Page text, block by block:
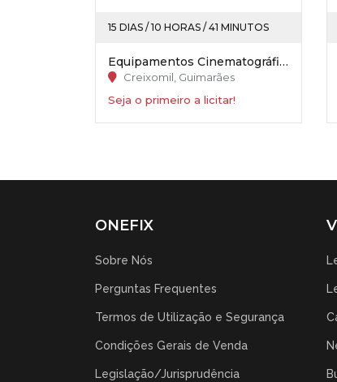
15 DIAS / 10 HORAS / 41 MINUTOS
Equipamentos Cinematográficos - “GuimarãeShopping”
Creixomil, Guimarães
Seja o primeiro a licitar!
ONEFIX
Sobre Nós
Perguntas Frequentes
Termos de Utilização e Segurança
Condições Gerais de Venda
Legislação/Jurisprudência